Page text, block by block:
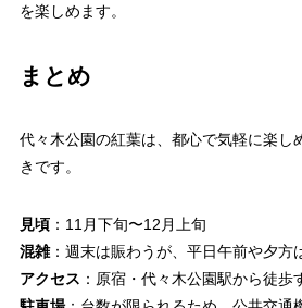
を楽しめます。
まとめ
代々木公園の紅葉は、都心で気軽に楽し
きです。
見頃：11月下旬〜12月上旬
混雑：週末は賑わうが、平日午前や夕方
アクセス ：原宿・代々木公園駅から徒歩